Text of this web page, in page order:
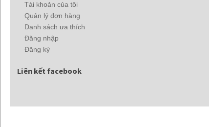
Tài khoản của tôi
Quản lý đơn hàng
Danh sách ưa thích
Đăng nhập
Đăng ký
Liên kết facebook